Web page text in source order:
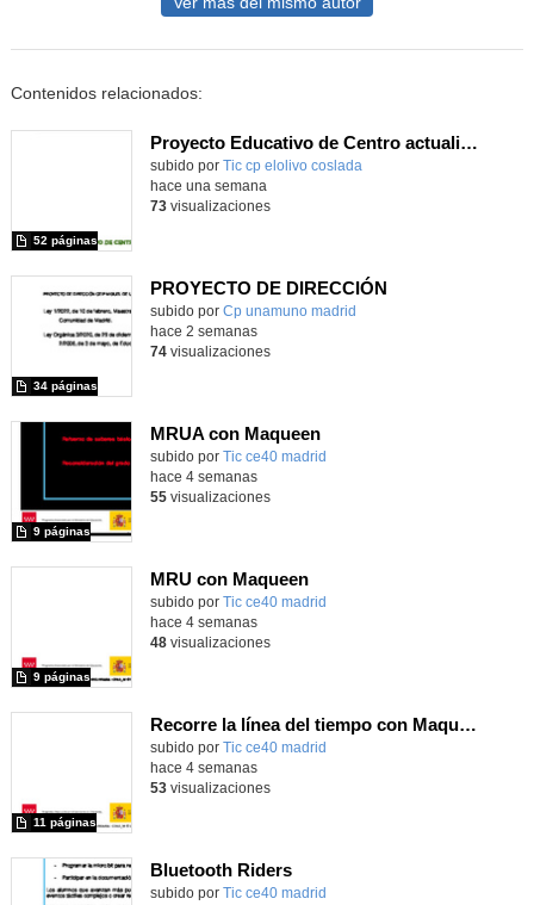
Contenidos relacionados:
Proyecto Educativo de Centro actualizado 2026
subido por Tic cp elolivo coslada
52 páginas
hace una semana
73visualizaciones
PROYECTO DE DIRECCIÓN
Contenido educativo.
subido por Cp unamuno madrid
34 páginas
hace 2 semanas
74visualizaciones
MRUA con Maqueen
subido por Tic ce40 madrid
9 páginas
hace 4 semanas
55visualizaciones
MRU con Maqueen
subido por Tic ce40 madrid
9 páginas
hace 4 semanas
48visualizaciones
Recorre la línea del tiempo con Maqueen
subido por Tic ce40 madrid
11 páginas
hace 4 semanas
53visualizaciones
Bluetooth Riders
subido por Tic ce40 madrid